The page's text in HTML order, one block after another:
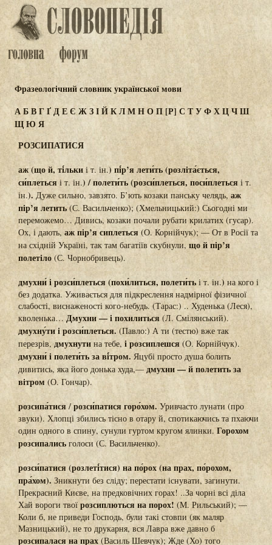
Фразеологічний словник української мови
АБВГҐДЕЄ ЖЗІЙКЛМНОП[Р] С ТУФХЦЧШ
ЩЮ Я
РОЗСИПАТИСЯ
аж (що й, ті́льки і т. ін.) пі́р’я лети́ть (розліта́ється,
си́плеться і т. ін.) / полети́ть (розси́плеться, поси́плеться і т.
ін.). Дуже сильно, завзято. Б’ють козаки панську челядь, аж
пір’я летить(С. Васильченко); (Хмельницький:) Сьогодні ми
переможемо… Дивись, козаки почали рубати крилатих (гусар).
Ох, і дають, аж пір’я сиплеться (О. Корнійчук); — От в Росії та
на східній Україні, так там багатіїв скубнули, що й пір’я
полетіло (С. Чорнобривець).
дмухни́ і розси́плеться (похи́литься, полети́ть і т. ін.) на кого і
без додатка. Уживається для підкреслення надмірної фізичної
слабості, виснаженості кого-небудь. (Тарас:) .. Худенька (Леся),
кволенька… Дмухни — і похилиться(Л. Смілянський).
дмухну́ти і розси́плеться. (Павло:) А ти (тестю) вже так
перезрів,дмухнути на тебе, і розсиплешся (О. Корнійчук).
дмухни́ і полети́ть за ві́тром. Яцубі просто душа болить
дивитись, яка його донька худа,—дмухни — й полетить за
вітром (О. Гончар).
розсипа́тися / розси́патися горо́хом. Уривчасто лунати (про
звуки). Хлопці збились тісно в отару й, спотикаючись та пхаючи
один одного в спину, сунули гуртом кругом ялинки.Горохом
розсипались голоси (С. Васильченко).
розси́патися (розлеті́тися) на по́рох (на прах, по́рохом,
пра́хом). Зникнути без сліду; перестати існувати, загинути.
Прекрасний Києве, на предковічних горах! ..За чорні всі діла
Хай вороги твої розсиплються на порох! (М. Рильський); —
Коли б, не приведи Господь, були такі стовпи (як маляр
Мазницький), не то друкарня, вся Лавра вже давно б
розсипалася на прах (Василь Шевчук); Жде (Хо) того